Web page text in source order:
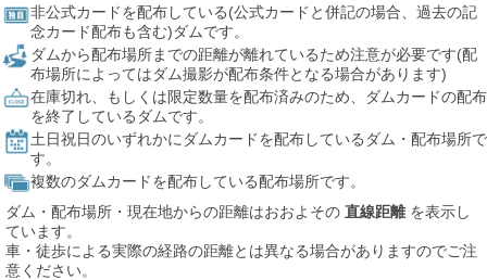
非公式カードを配布している(公式カードと併記の場合、過去の記
念カード配布も含む)ダムです。
ダムから配布場所までの距離が離れているため注意が必要です(配
布場所によってはダム撮影が配布条件となる場合があります)
在庫切れ、もしくは限定数量を配布済みのため、ダムカードの配布
を終了しているダムです。
土日祝日のいずれかにダムカードを配布しているダム・配布場所で
す。
複数のダムカードを配布している配布場所です。
ダム・配布場所・現在地からの距離はおおよその 直線距離を表示し
ています。
車・徒歩による実際の経路の距離とは異なる場合がありますのでご注
意ください。